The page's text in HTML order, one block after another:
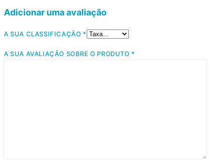
Adicionar uma avaliação
A SUA CLASSIFICAÇÃO *
A SUA AVALIAÇÃO SOBRE O PRODUTO *